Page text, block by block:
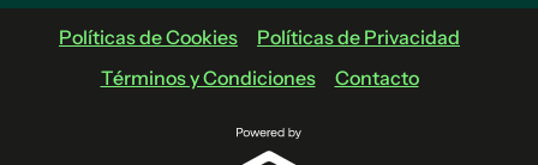
Políticas de Cookies
Políticas de Privacidad
Términos y Condiciones
Contacto